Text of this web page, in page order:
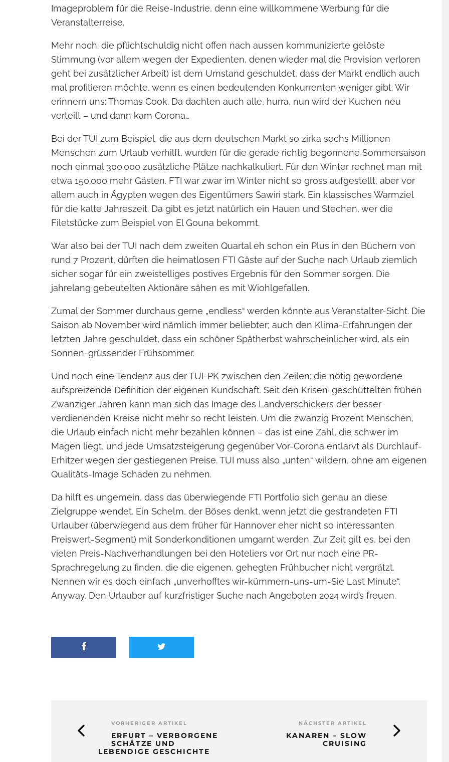
Imageproblem für die Reise-Industrie, denn eine willkommene Werbung für die
Veranstalterreise.
Mehr noch: die pflichtschuldig nicht offen nach aussen kommunizierte gelöste
Stimmung (vor allem wegen der Expedienten, denen wieder mal die Provision verloren
geht bei zusätzlicher Arbeit) ist dem Umstand geschuldet, dass der Markt endlich auch
mal profitieren möchte, wenn es einen bedeutenden Konkurrenten weniger gibt. Wir
erinnern uns: Thomas Cook. Da dachten auch alle, hurra, nun wird der Kuchen neu
verteilt – und dann kam Corona…
Bei der TUI zum Beispiel, die aus dem deutschen Markt so zirka sechs Millionen
Menschen zum Urlaub verhilft, wurden für die gerade richtig begonnene Sommersaison
noch einmal 300.000 zusätzliche Plätze nachkalkuliert. Für den Winter rechnet man mit
etwa 150.000 mehr Gästen. FTI war zwar im Winter nicht so gross aufgestellt, aber vor
allem auch in Ägypten wegen des Eigentümers Sawiri stark. Ein klassisches Warmziel
für die kalte Jahreszeit. Da gibt es jetzt natürlich ein Hauen und Stechen, wer die
Filetstücke zum Beispiel von El Gouna bekommt.
War also bei der TUI nach dem zweiten Quartal eh schon ein Plus in den Büchern von
rund 7 Prozent, dürften die heimatlosen FTI Gäste auf der Suche nach Urlaub ziemlich
sicher sogar für ein zweistelliges postives Ergebnis für den Sommer sorgen. Die
jahrelang gebeutelten Aktionäre sähen es mit Wiohlgefallen.
Zumal der Sommer durchaus gerne „endless“ werden könnte aus Veranstalter-Sicht. Die
Saison ab November wird nämlich immer beliebter; auch den Klima-Erfahrungen der
letzten Jahre geschuldet, dass ein schöner Spätherbst wahrscheinlicher wird, als ein
Sonnen-grüssender Frühsommer.
Und noch eine Tendenz aus der TUI-PK zwischen den Zeilen: die nötig gewordene
aufspreizende Definition der eigenen Kundschaft. Seit den Krisen-geschüttelten frühen
Zwanziger Jahren kann man sich das Image des Landverschickers der besser
verdienenden Kreise nicht mehr so recht leisten. Um die zwanzig Prozent Menschen,
die Urlaub einfach nicht mehr bezahlen können – das ist eine Zahl, die schwer im
Magen liegt, und jede Umsatzsteigerung gegenüber Vor-Corona entlarvt als Durchlauf-
Erhitzer wegen der gestiegenen Preise. TUI muss also „unten“ wildern, ohne am eigenen
Qualitäts-Image Schaden zu nehmen.
Da hilft es ungemein, dass das überwiegende FTI Portfolio sich genau an diese
Zielgruppe wendet. Ein Schelm, der Böses denkt, wenn jetzt die gestrandeten FTI
Urlauber (überwiegend aus dem früher für Hannover eher nicht so interessanten
Preiswert-Segment) mit Sonderkonditionen umgarnt werden. Zur Zeit gilt es, bei den
vielen Preis-Nachverhandlungen bei den Hoteliers vor Ort nur noch eine PR-
Sprachregelung zu finden, die die eigenen, gehegten Frühbucher nicht vergrätzt.
Nennen wir es doch einfach „unverhofftes wir-kümmern-uns-um-Sie Last Minute“.
Anyway. Den Urlauber auf kurzfristiger Suche nach Angeboten 2024 wird’s freuen.
VORHERIGER ARTIKEL
ERFURT – VERBORGENE
SCHÄTZE UND
LEBENDIGE GESCHICHTE
NÄCHSTER ARTIKEL
KANAREN – SLOW
CRUISING
DIE SEELE
Warum ich mich freue,
Romane
ROBINSON
Clubleben und
KANAREN
Entschleunigt